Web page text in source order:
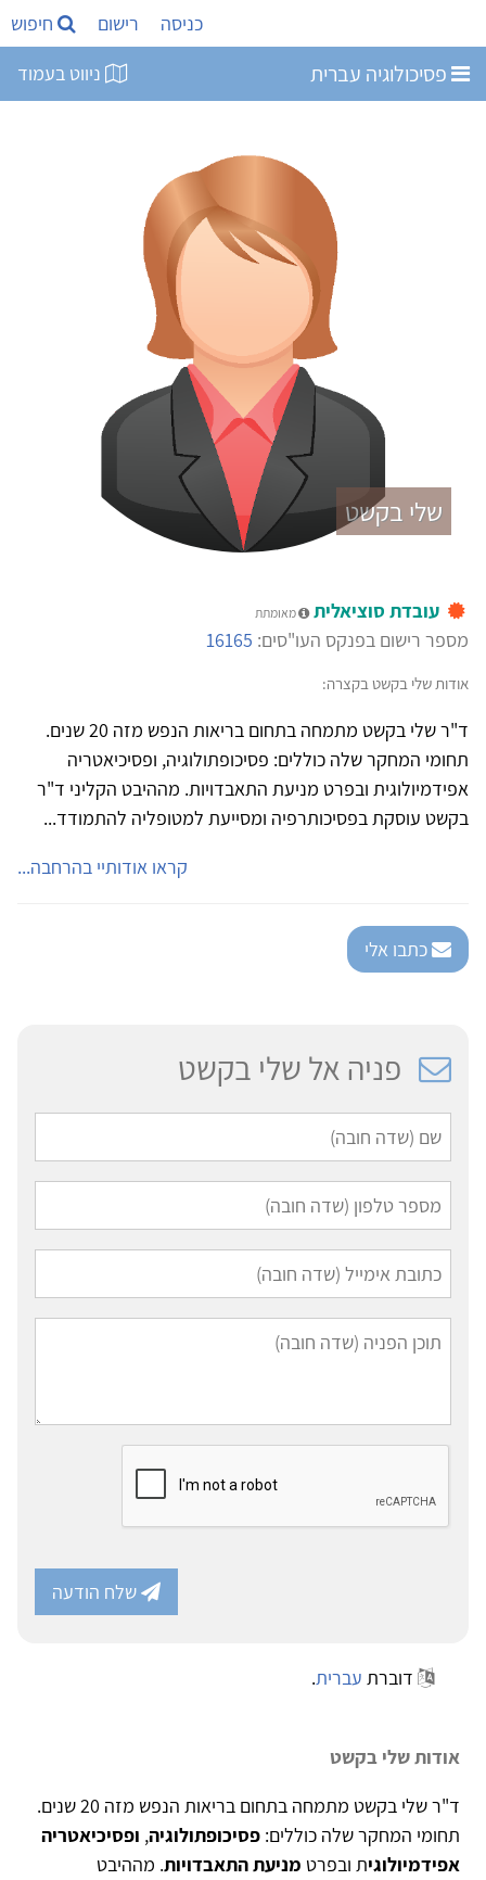
כניסה רישום חיפוש
פסיכולוגיה עברית ניווט בעמוד
שלי בקשט
עובדת סוציאלית מאומתת
מספר רישום בפנקס העו"סים: 16165
אודות שלי בקשט בקצרה:
ד"ר שלי בקשט מתמחה בתחום בריאות הנפש מזה 20 שנים.
תחומי המחקר שלה כוללים: פסיכופתולוגיה, ופסיכיאטריה
אפידמיולוגית ובפרט מניעת התאבדויות. מההיבט הקליני ד"ר
בקשט עוסקת בפסיכותרפיה ומסייעת למטופליה להתמודד...
קראו אודותיי בהרחבה...
כתבו אלי
פניה אל שלי בקשט
שלח הודעה
דוברת עברית.
אודות שלי בקשט
ד"ר שלי בקשט מתמחה בתחום בריאות הנפש מזה 20 שנים.
תחומי המחקר שלה כוללים: פסיכופתולוגיה, ופסיכיאטריה
אפידמיולוגית ובפרט מניעת התאבדויות. מההיבט